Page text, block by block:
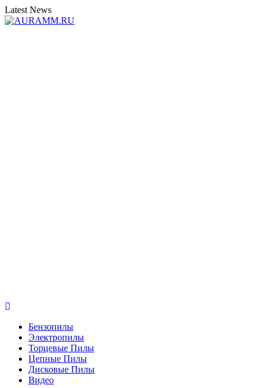
Latest News
Бензопилы
Электропилы
Торцевые Пилы
Цепные Пилы
Дисковые Пилы
Видео